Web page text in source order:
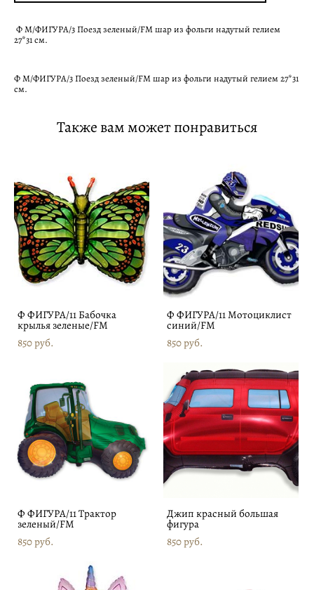
Ф М/ФИГУРА/3 Поезд зеленый/FM шар из фольги надутый гелием
27*31 см.
Ф М/ФИГУРА/3 Поезд зеленый/FM шар из фольги надутый гелием 27*31
см.
Также вам может понравиться
Ф ФИГУРА/11 Бабочка
крылья зеленые/FM
850 pуб.
Ф ФИГУРА/11 Мотоциклист
синий/FM
850 pуб.
Ф ФИГУРА/11 Трактор
зеленый/FM
850 pуб.
Джип красный большая
фигура
850 pуб.